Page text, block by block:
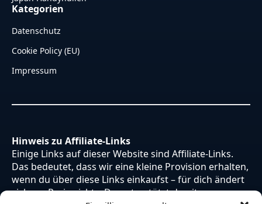
Kategorien
Datenschutz
Cookie Policy (EU)
Impressum
Hinweis zu Affiliate-Links
Einige Links auf dieser Website sind Affiliate-Links.
Das bedeutet, dass wir eine kleine Provision erhalten,
wenn du über diese Links einkaufst – für dich ändert
sich am Preis nichts. Du unterstützt damit unsere